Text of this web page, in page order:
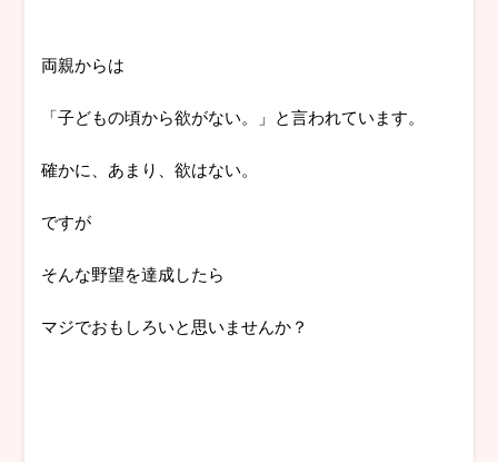
両親からは
「子どもの頃から欲がない。」と言われています。
確かに、あまり、欲はない。
ですが
そんな野望を達成したら
マジでおもしろいと思いませんか？